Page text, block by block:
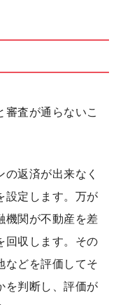
査が通らないこ
返済が出来なく
設定します。万が
機関が不動産を差
回収します。その
などを評価してそ
を判断し、評価が